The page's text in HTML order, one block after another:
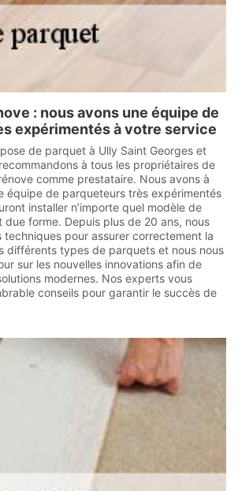
: nous avons une équipe de
expérimentés à votre service
de parquet à Ully Saint Georges et
à tous les propriétaires de
comme prestataire. Nous avons à
équipe de parqueteurs très expérimentés
installer n’importe quel modèle de
due forme. Depuis plus de 20 ans, nous
techniques pour assurer correctement la
différents types de parquets et nous nous
sur les nouvelles innovations afin de
modernes. Nos experts vous
conseils pour garantir le succès de